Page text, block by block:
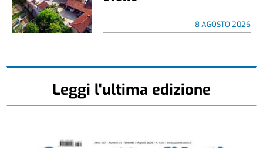
8 AGOSTO 2026
Leggi l'ultima edizione